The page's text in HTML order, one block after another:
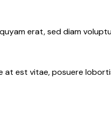
erat, sed diam
at est vitae, posuere